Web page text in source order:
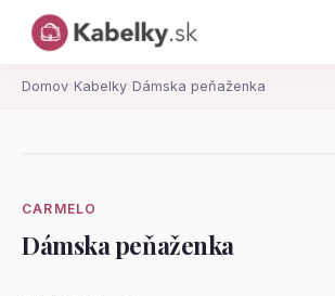
Domov› Kabelky› Dámska peňaženka
CARMELO
Dámska peňaženka